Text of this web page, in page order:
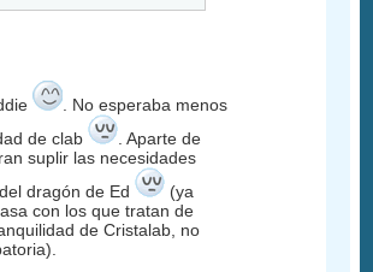
. No esperaba menos
de clab
. Aparte de
suplir las necesidades
dragón de Ed
(ya
con los que tratan de
de Cristalab, no